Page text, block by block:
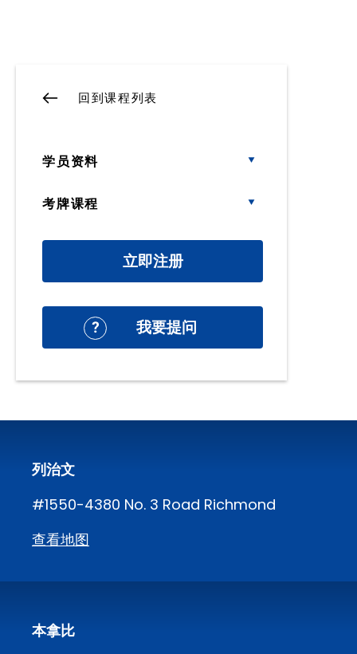
回到课程列表
学员资料
考牌课程
立即注册
我要提问
列治文
#1550-4380 No. 3 Road Richmond
查看地图
本拿比